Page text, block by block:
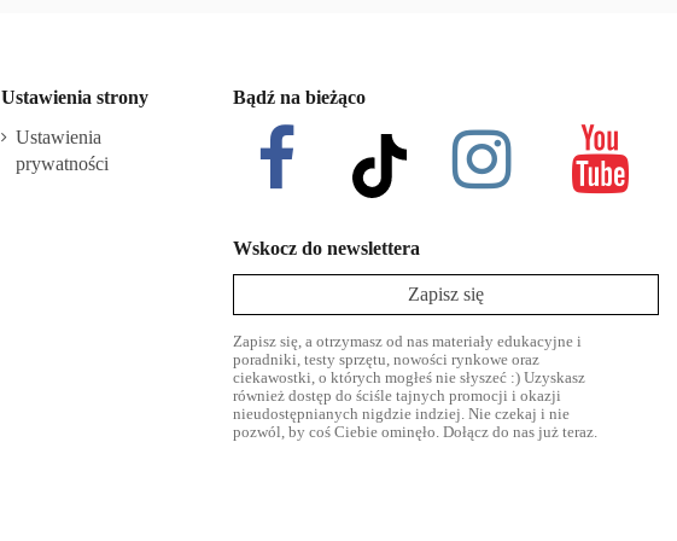
Ustawienia strony
Ustawienia
prywatności
Bądź na bieżąco
Wskocz do newslettera
Zapisz się
Zapisz się, a otrzymasz od nas materiały edukacyjne i
poradniki, testy sprzętu, nowości rynkowe oraz
ciekawostki, o których mogłeś nie słyszeć :) Uzyskasz
również dostęp do ściśle tajnych promocji i okazji
nieudostępnianych nigdzie indziej. Nie czekaj i nie
pozwól, by coś Ciebie ominęło. Dołącz do nas już teraz.